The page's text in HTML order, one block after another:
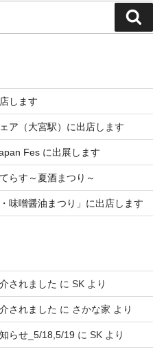
索
します
ア（大宮駅）に出店します
Fes に出展します
らす～夏酒まつり～
味噌醤油まつり」に出店します
されました に SKより
されました に さかな家 より
らせ_5/18,5/19に SKより